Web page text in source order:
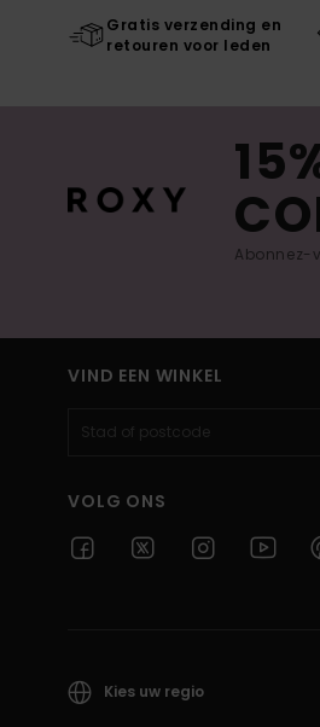
Gratis verzending en
retouren voor leden
Abonnez-
VIND EEN WINKEL
VOLG ONS
Kies uw regio